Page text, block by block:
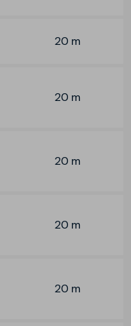
20 m
20 m
20 m
20 m
20 m